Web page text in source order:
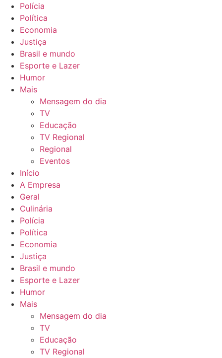
Polícia
Política
Economia
Justiça
Brasil e mundo
Esporte e Lazer
Humor
Mais
Mensagem do dia
TV
Educação
TV Regional
Regional
Eventos
Início
A Empresa
Geral
Culinária
Polícia
Política
Economia
Justiça
Brasil e mundo
Esporte e Lazer
Humor
Mais
Mensagem do dia
TV
Educação
TV Regional